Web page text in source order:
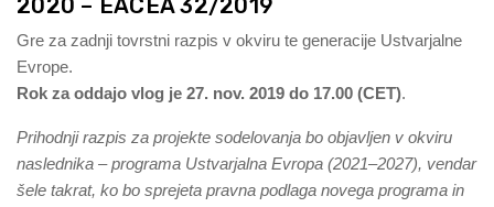
2020 – EACEA 32/2019
Gre za zadnji tovrstni razpis v okviru te generacije Ustvarjalne
Evrope.
Rok za oddajo vlog je 27. nov. 2019 do 17.00 (CET).
Prihodnji razpis za projekte sodelovanja bo objavljen v okviru
naslednika – programa Ustvarjalna Evropa (2021–2027), vendar
šele takrat, ko bo sprejeta pravna podlaga novega programa in